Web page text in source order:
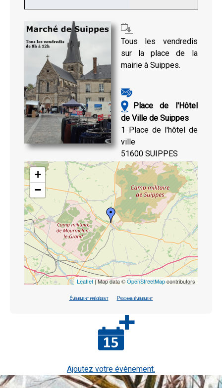
Tous les vendredis
sur la place de la
mairie à Suippes.
Place de l'Hôtel
de Ville de Suippes
1 Place de l'hôtel de
ville
51600 SUIPPES
+
−
Leaflet| Map data ©OpenStreetMapcontributors
Évènement précédent Prochain évènement
Ajoutez votre évènement.